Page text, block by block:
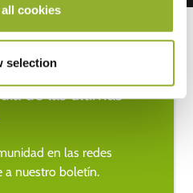
cookies
selection
de las últimas
en las redes
a nuestro boletín.